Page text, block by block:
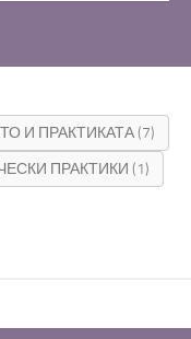
И ПРАКТИКАТА(7)
ПРАКТИКИ (1)